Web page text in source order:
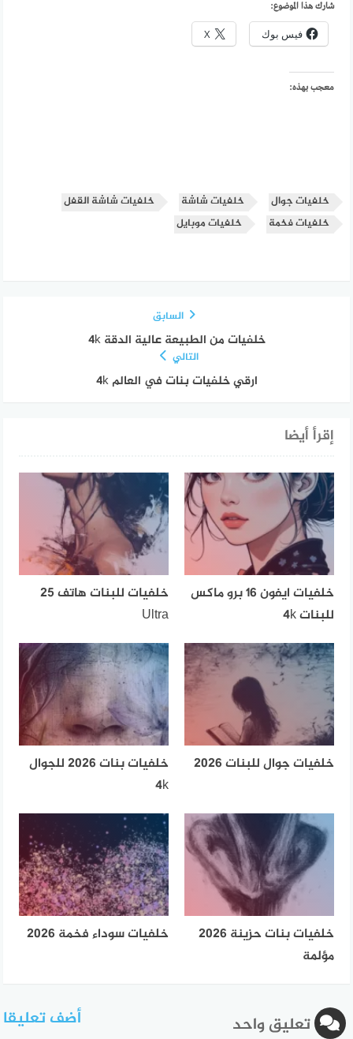
شارك هذا الموضوع:
فيس بوك X
معجب بهذه:
خلفيات جوال خلفيات شاشة
خلفيات شاشة القفل
خلفيات فخمة
خلفيات موبايل
السابق
خلفيات من الطبيعة عالية الدقة 4k
التالي
ارقي خلفيات بنات في العالم 4k
إقرأ أيضا
خلفيات ايفون 16 برو ماكس
للبنات 4k
خلفيات للبنات هاتف 25
Ultra
خلفيات جوال للبنات 2026
خلفيات بنات 2026 للجوال
4k
خلفيات بنات حزينة 2026
مؤلمة
خلفيات سوداء فخمة 2026
تعليق واحد أضف تعليقا